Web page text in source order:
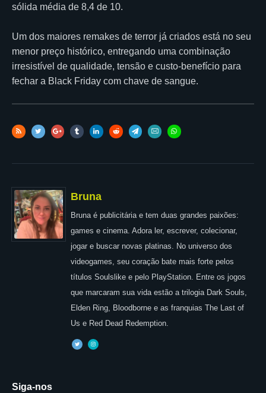
sólida média de 8,4 de 10.
Um dos maiores remakes de terror já criados está no seu
menor preço histórico, entregando uma combinação
irresistível de qualidade, tensão e custo-benefício para
fechar a Black Friday com chave de sangue.
Bruna
Bruna é publicitária e tem duas grandes paixões:
games e cinema. Adora ler, escrever, colecionar,
jogar e buscar novas platinas. No universo dos
videogames, seu coração bate mais forte pelos
títulos Soulslike e pelo PlayStation. Entre os jogos
que marcaram sua vida estão a trilogia Dark Souls,
Elden Ring, Bloodborne e as franquias The Last of
Us e Red Dead Redemption.
Siga-nos